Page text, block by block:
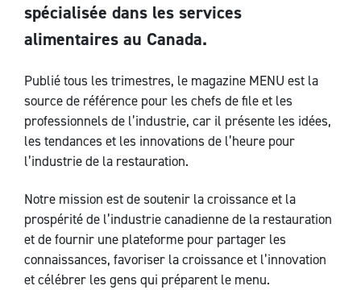
spécialisée dans les services
alimentaires au Canada.
Publié tous les trimestres, le magazine MENU est la
source de référence pour les chefs de file et les
professionnels de l’industrie, car il présente les idées,
les tendances et les innovations de l’heure pour
l’industrie de la restauration.
Notre mission est de soutenir la croissance et la
prospérité de l’industrie canadienne de la restauration
et de fournir une plateforme pour partager les
connaissances, favoriser la croissance et l’innovation
et célébrer les gens qui préparent le menu.